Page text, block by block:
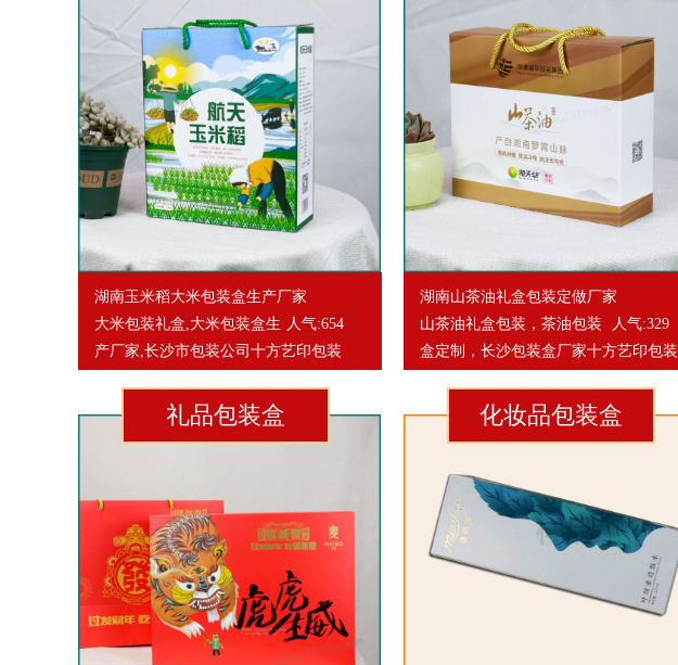
湖南玉米稻大米包装盒生产厂家
人气:654
大米包装礼盒,大米包装盒生
产厂家,长沙市包装公司十方艺印包装
湖南山茶油礼盒包装定做厂家
人气:329
山茶油礼盒包装，茶油包装
盒定制，长沙包装盒厂家十方艺印包装
礼品包装盒 化妆品包装盒